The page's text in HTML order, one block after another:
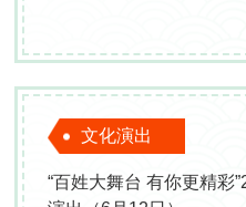
念馆精彩上演。本次活动由
管理协会联合主办，中国新
玲文化为精神内核，用语言
民...
文化演出
“百姓大舞台 有你更精彩